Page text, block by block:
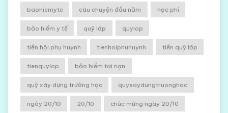
baohiemyte câu chuyện đầu năm học phí
bảo hiểm y tế quỹ lớp quylop
tiền hội phụ huynh tienhoiphuhuynh tiền quỹ lớp
tienquylop bảo hiểm tai nạn
quỹ xây dựng trường học quyxaydungtruonghoc
ngày 20/10 20/10 chúc mừng ngày 20/10